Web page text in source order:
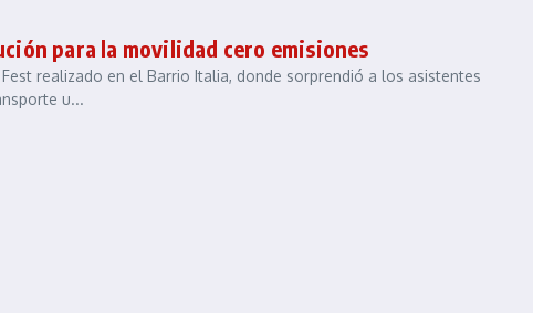
para la movilidad cero emisiones
realizado en el Barrio Italia, donde sorprendió a los asistentes
u...